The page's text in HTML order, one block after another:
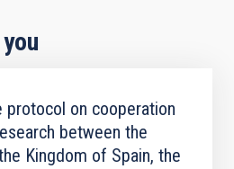
protocol on cooperation
between the
Kingdom of Spain, the